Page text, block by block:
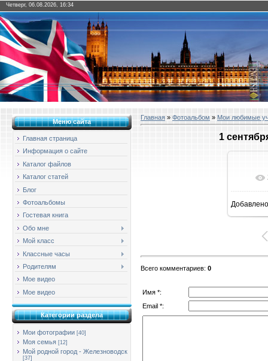
Четверг, 06.08.2026, 16:34
Меню сайта
Главная страница
Информация о сайте
Каталог файлов
Каталог статей
Блог
Фотоальбомы
Гостевая книга
Обо мне
Мой класс
Классные часы
Родителям
Мое видео
Мое видео
Категории раздела
Мои фотографии [40]
Моя семья [12]
Мой родной город - Железноводск
[37]
Главная » Фотоальбом » Мои любимые
1
Добавлено
Всего комментариев: 0
Имя *:
Email *: